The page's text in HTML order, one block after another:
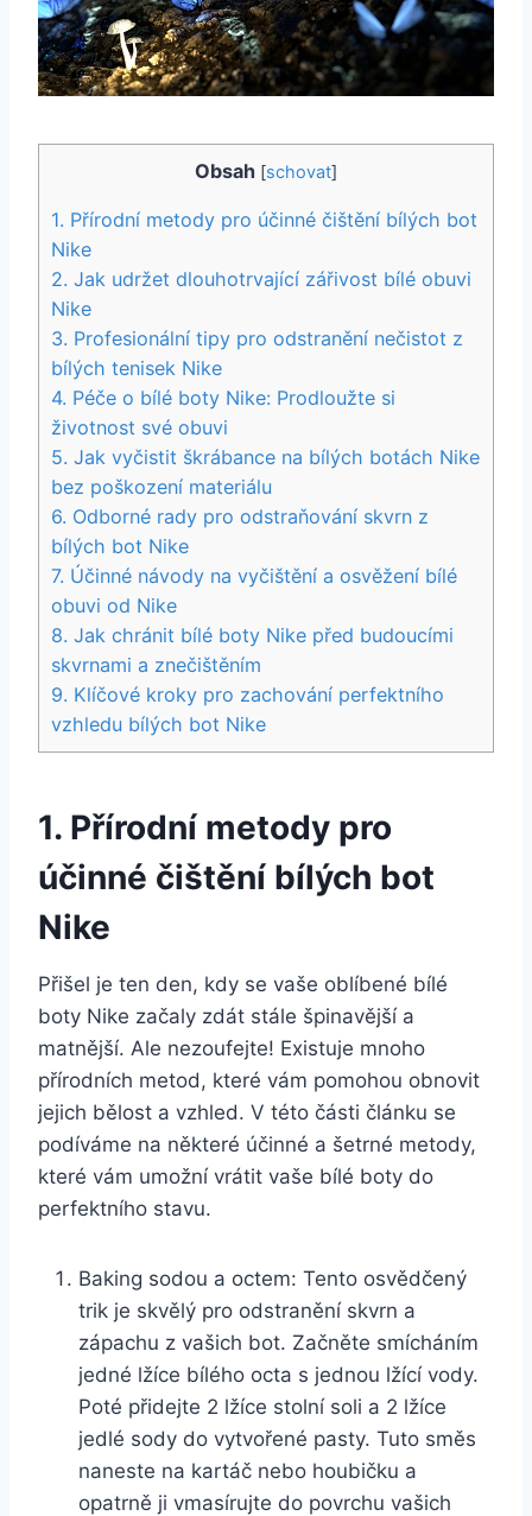
Obsah [schovat]
1. Přírodní metody pro účinné čištění bílých bot⁣
Nike
2. Jak udržet dlouhotrvající zářivost bílé obuvi
Nike
3. Profesionální tipy pro odstranění nečistot z
⁣bílých tenisek Nike
4. Péče o bílé boty Nike: Prodloužte si
životnost své obuvi
5. Jak vyčistit škrábance ​na bílých botách ⁣Nike
bez poškození materiálu
6. Odborné​ rady pro odstraňování skvrn z
bílých bot Nike
7. Účinné návody na ⁣vyčištění a osvěžení ⁤bílé
obuvi od ‌Nike
8. Jak⁢ chránit bílé boty ​Nike ‍před budoucími
skvrnami a znečištěním
9. Klíčové kroky⁣ pro⁤ zachování perfektního
vzhledu bílých bot Nike
1. Přírodní metody pro
účinné čištění bílých bot⁣
Nike
Přišel je ten den, kdy se vaše⁣ oblíbené bílé ​
boty Nike začaly zdát stále špinavější ⁣a
matnější. Ale nezoufejte! Existuje mnoho
přírodních metod, ⁢které vám ⁤pomohou ⁤obnovit
jejich bělost a vzhled. V této části článku se
podíváme na některé účinné‌ a šetrné metody,⁢
které vám umožní vrátit vaše bílé boty do
perfektního stavu.
Baking sodou a octem: ‌Tento osvědčený
trik je⁤ skvělý ⁢pro odstranění skvrn a
zápachu z vašich ‌bot. Začněte smícháním⁢
jedné lžíce ⁤bílého octa s jednou lžící ‍vody.
Poté přidejte 2 lžíce stolní soli ⁤a 2 lžíce
jedlé sody do vytvořené ​pasty. Tuto směs
naneste na kartáč nebo houbičku a
opatrně ji ‌vmasírujte⁣ do​ povrchu ‌vašich​